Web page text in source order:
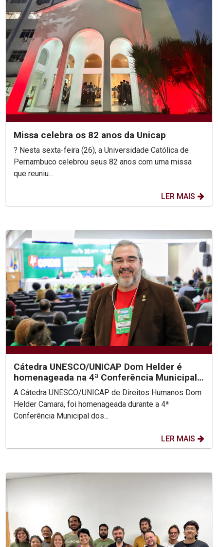
Missa celebra os 82 anos da Unicap
? Nesta sexta-feira (26), a Universidade Católica de
Pernambuco celebrou seus 82 anos com uma missa
que reuniu...
LER MAIS
Cátedra UNESCO/UNICAP Dom Helder é
homenageada na 4ª Conferência Municipal
de Direitos Humanos do...
A Cátedra UNESCO/UNICAP de Direitos Humanos Dom
Helder Camara, foi homenageada durante a 4ª
Conferência Municipal dos...
LER MAIS